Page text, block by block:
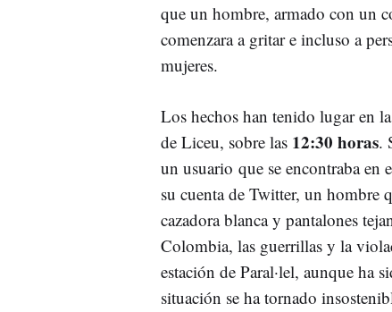
que un hombre, armado con un
comenzara a gritar e incluso a
mujeres.
Los hechos han tenido lugar en
de Liceu, sobre las 12:30 horas.
un usuario que se encontraba en
su cuenta de Twitter, un hombre
cazadora blanca y pantalones
Colombia, las guerrillas y la
estación de Paral·lel, aunque ha
situación se ha tornado